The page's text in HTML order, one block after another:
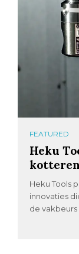
FEATURED
Heku
Heku Tools
innovaties
de vakbeurs